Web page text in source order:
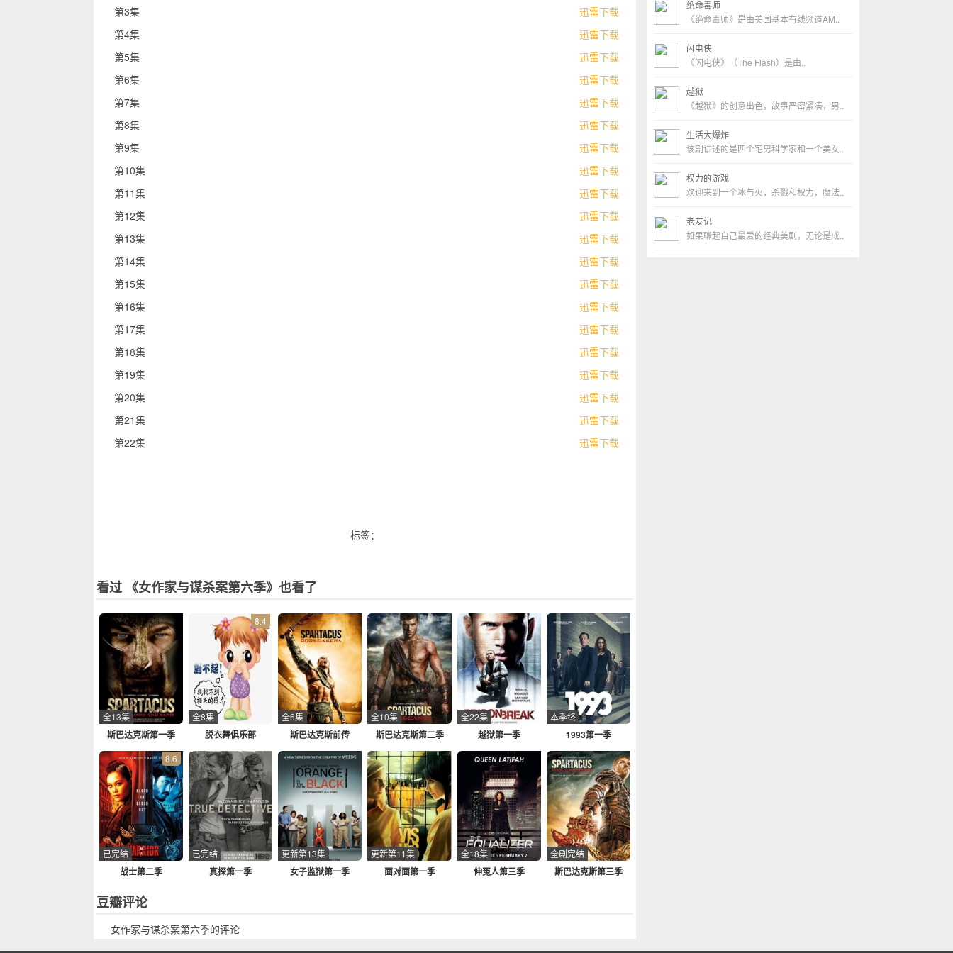
第3集
迅雷下载
第4集
迅雷下载
第5集
迅雷下载
第6集
迅雷下载
第7集
迅雷下载
第8集
迅雷下载
第9集
迅雷下载
第10集
迅雷下载
第11集
迅雷下载
第12集
迅雷下载
第13集
迅雷下载
第14集
迅雷下载
第15集
迅雷下载
第16集
迅雷下载
第17集
迅雷下载
第18集
迅雷下载
第19集
迅雷下载
第20集
迅雷下载
第21集
迅雷下载
第22集
迅雷下载
标签：
看过 《女作家与谋杀案第六季》也看了
斯巴达克斯第一季
全13集
脱衣舞俱乐部
8.4
全8集
斯巴达克斯前传
全6集
斯巴达克斯第二季
全10集
越狱第一季
全22集
1993第一季
本季终
战士第二季
8.6
已完结
真探第一季
已完结
女子监狱第一季
更新第13集
面对面第一季
更新第11集
伸冤人第三季
全18集
斯巴达克斯第三季
全剧完结
豆瓣评论
女作家与谋杀案第六季的评论
绝命毒师
《绝命毒师》是由美国基本有线频道AM..
闪电侠
《闪电侠》（The Flash）是由..
越狱
《越狱》的创意出色，故事严密紧凑，男..
生活大爆炸
该剧讲述的是四个宅男科学家和一个美女..
权力的游戏
欢迎来到一个冰与火，杀戮和权力，魔法..
老友记
如果聊起自己最爱的经典美剧，无论是成..